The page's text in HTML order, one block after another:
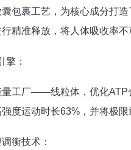
包裹工艺，为核心成分打
精准释放，将人体吸收率不
：
工厂——线粒体，优化ATP
度运动时长63%，并将极限
衡技术：